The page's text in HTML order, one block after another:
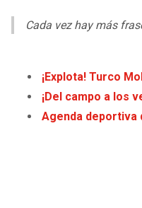
Cada vez hay más
¡Explota! Turco
¡Del campo a los
Agenda deportiva